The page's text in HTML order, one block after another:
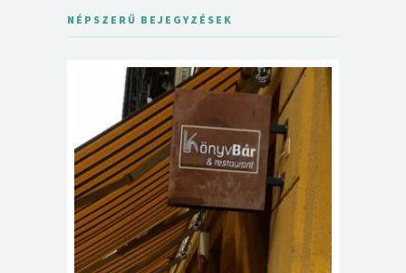
NÉPSZERŰ BEJEGYZÉSEK